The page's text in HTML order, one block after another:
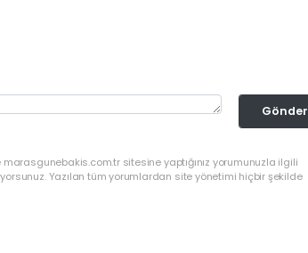
Gönder
sitesine yaptığınız yorumunuzla ilgili
Yazılan tüm yorumlardan site yönetimi hiçbir şekilde